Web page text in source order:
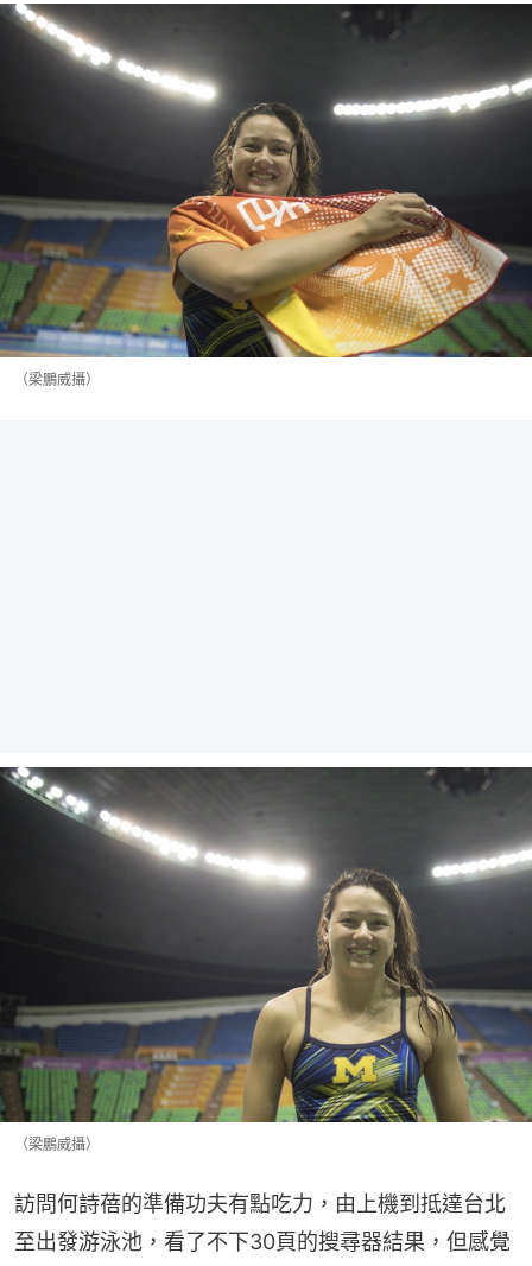
（梁鵬威攝）
（梁鵬威攝）
訪問何詩蓓的準備功夫有點吃力，由上機到抵達台北
至出發游泳池，看了不下30頁的搜尋器結果，但感覺